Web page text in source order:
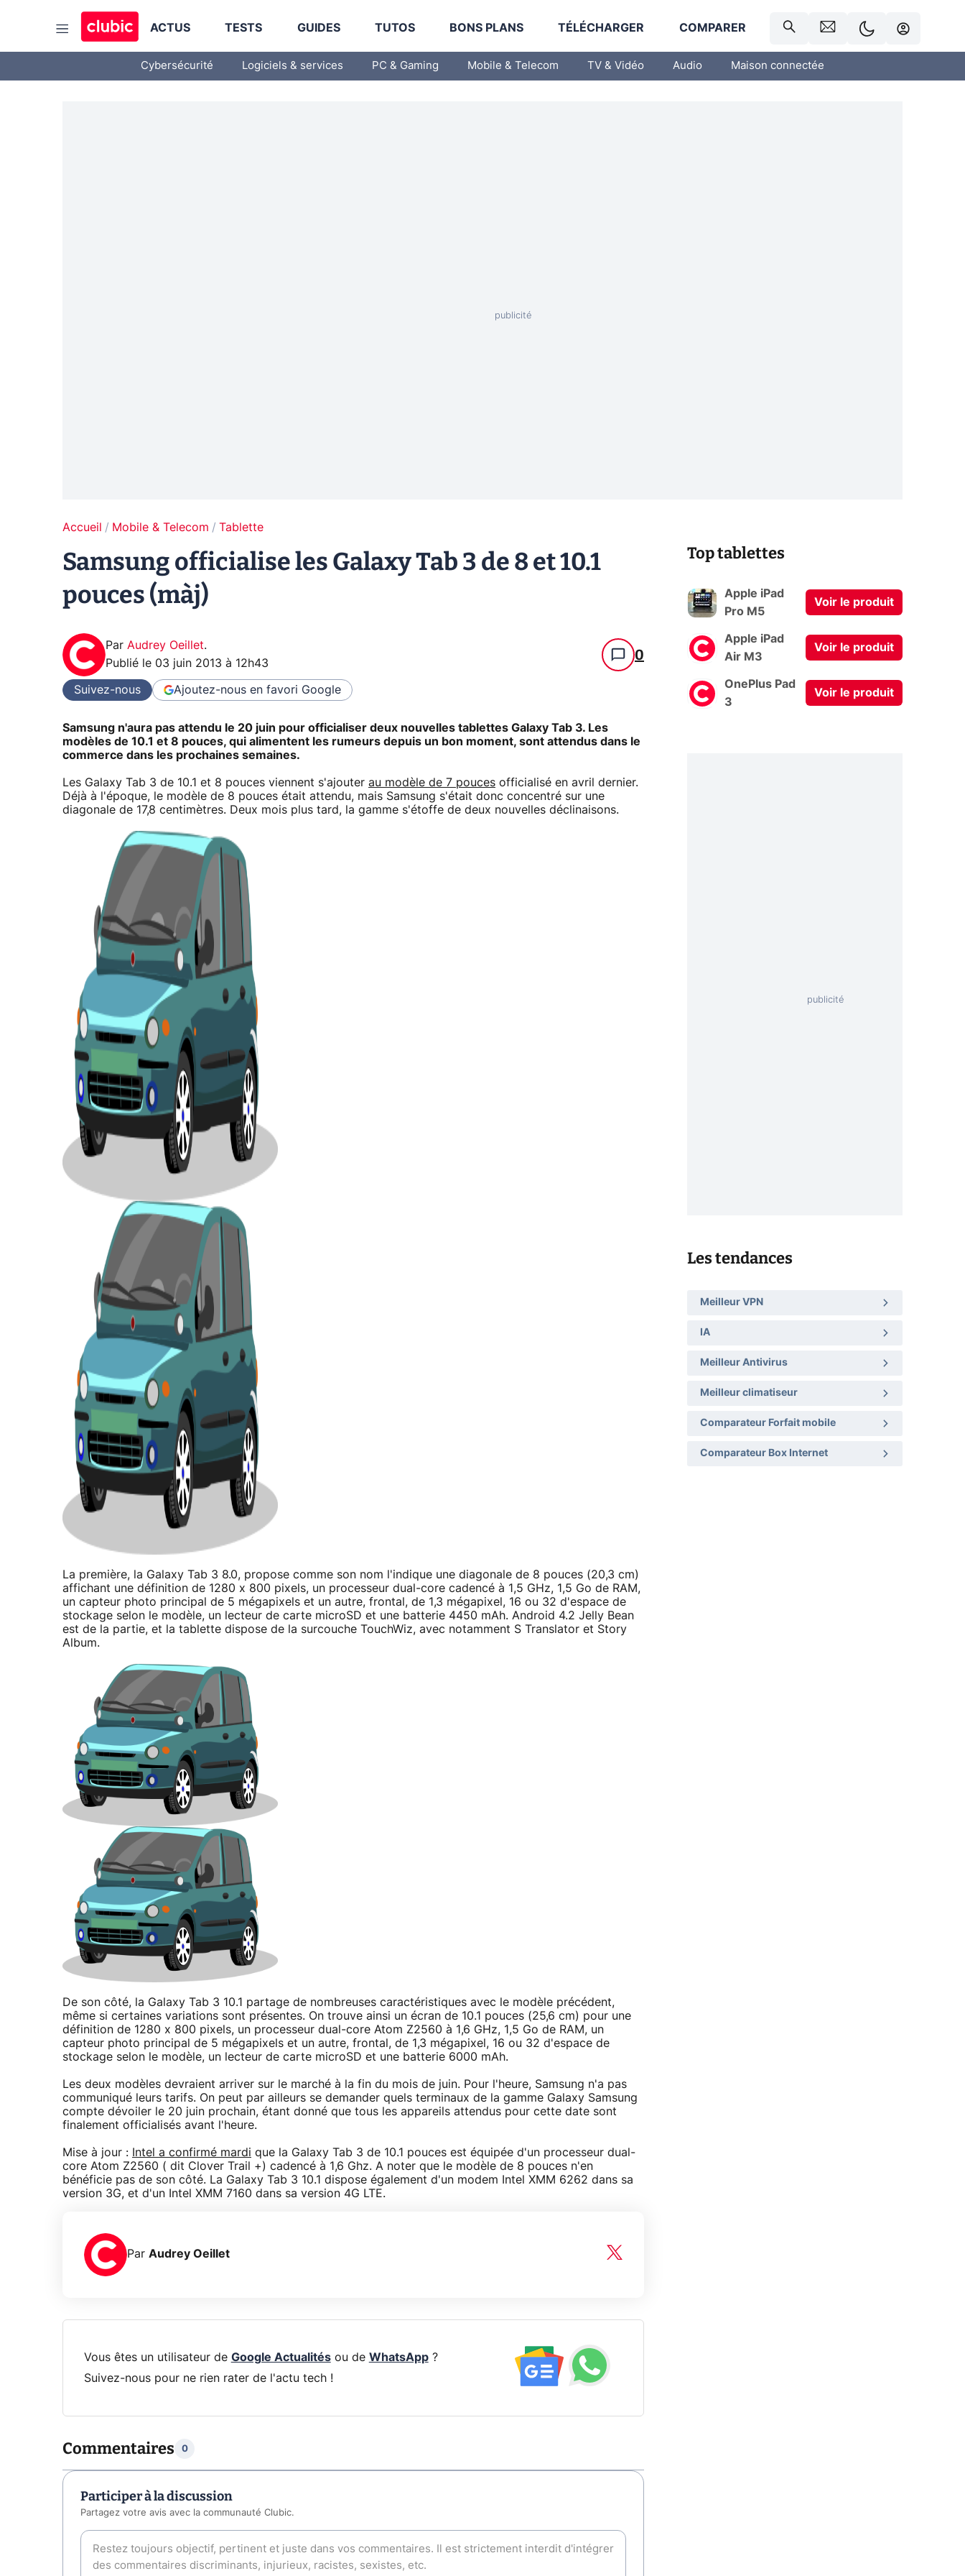
ACTUS TESTS GUIDES TUTOS BONS PLANS TÉLÉCHARGER COMPARER
Cybersécurité Logiciels & services PC & Gaming Mobile & Telecom TV & Vidéo Audio Maison connectée
Accueil Mobile & Telecom Tablette
Samsung officialise les Galaxy Tab 3 de 8 et 10.1
pouces (màj)
Par Audrey Oeillet.
Publié le 03 juin 2013 à 12h43 0
Suivez-nous Ajoutez-nous en favori Google
Samsung n'aura pas attendu le 20 juin pour officialiser deux nouvelles tablettes Galaxy Tab 3. Les
modèles de 10.1 et 8 pouces, qui alimentent les rumeurs depuis un bon moment, sont attendus dans le
commerce dans les prochaines semaines.
Les Galaxy Tab 3 de 10.1 et 8 pouces viennent s'ajouter au modèle de 7 pouces officialisé en avril dernier.
Déjà à l'époque, le modèle de 8 pouces était attendu, mais Samsung s'était donc concentré sur une
diagonale de 17,8 centimètres. Deux mois plus tard, la gamme s'étoffe de deux nouvelles déclinaisons.
La première, la Galaxy Tab 3 8.0, propose comme son nom l'indique une diagonale de 8 pouces (20,3 cm)
affichant une définition de 1280 x 800 pixels, un processeur dual-core cadencé à 1,5 GHz, 1,5 Go de RAM,
un capteur photo principal de 5 mégapixels et un autre, frontal, de 1,3 mégapixel, 16 ou 32 d'espace de
stockage selon le modèle, un lecteur de carte microSD et une batterie 4450 mAh. Android 4.2 Jelly Bean
est de la partie, et la tablette dispose de la surcouche TouchWiz, avec notamment S Translator et Story
Album.
De son côté, la Galaxy Tab 3 10.1 partage de nombreuses caractéristiques avec le modèle précédent,
même si certaines variations sont présentes. On trouve ainsi un écran de 10.1 pouces (25,6 cm) pour une
définition de 1280 x 800 pixels, un processeur dual-core Atom Z2560 à 1,6 GHz, 1,5 Go de RAM, un
capteur photo principal de 5 mégapixels et un autre, frontal, de 1,3 mégapixel, 16 ou 32 d'espace de
stockage selon le modèle, un lecteur de carte microSD et une batterie 6000 mAh.
Les deux modèles devraient arriver sur le marché à la fin du mois de juin. Pour l'heure, Samsung n'a pas
communiqué leurs tarifs. On peut par ailleurs se demander quels terminaux de la gamme Galaxy Samsung
compte dévoiler le 20 juin prochain, étant donné que tous les appareils attendus pour cette date sont
finalement officialisés avant l'heure.
Mise à jour : Intel a confirmé mardi que la Galaxy Tab 3 de 10.1 pouces est équipée d'un processeur dual-
core Atom Z2560 ( dit Clover Trail +) cadencé à 1,6 Ghz. A noter que le modèle de 8 pouces n'en
bénéficie pas de son côté. La Galaxy Tab 3 10.1 dispose également d'un modem Intel XMM 6262 dans sa
version 3G, et d'un Intel XMM 7160 dans sa version 4G LTE.
Par Audrey Oeillet
Vous êtes un utilisateur de Google Actualitésou de WhatsApp?
Suivez-nous pour ne rien rater de l'actu tech !
Commentaires 0
Participer à la discussion
Partagez votre avis avec la communauté Clubic.
Top tablettes
Apple iPad
Pro M5
Voir le produit
Apple iPad
Air M3
Voir le produit
OnePlus Pad
3
Voir le produit
Les tendances
Meilleur VPN
IA
Meilleur Antivirus
Meilleur climatiseur
Comparateur Forfait mobile
Comparateur Box Internet